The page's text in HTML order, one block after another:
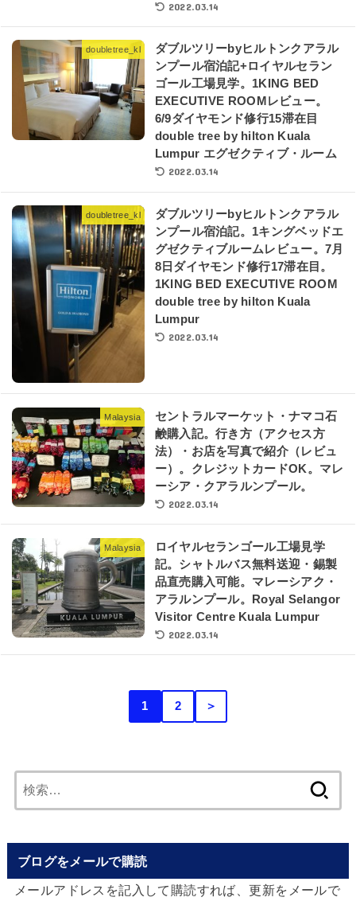
2022.03.14
doubletree_kl
ダブルツリーbyヒルトンクアラル
ンプール宿泊記+ロイヤルセラン
ゴール工場見学。1KING BED
EXECUTIVE ROOMレビュー。
6/9ダイヤモンド修行15滞在目
double tree by hilton Kuala
Lumpur エグゼクティブ・ルーム
2022.03.14
doubletree_kl
ダブルツリーbyヒルトンクアラル
ンプール宿泊記。1キングベッドエ
グゼクティブルームレビュー。7月
8日ダイヤモンド修行17滞在目。
1KING BED EXECUTIVE ROOM
double tree by hilton Kuala
Lumpur
2022.03.14
Malaysia
セントラルマーケット・ナマコ石
鹸購入記。行き方（アクセス方
法）・お店を写真で紹介（レビュ
ー）。クレジットカードOK。マレ
ーシア・クアラルンプール。
2022.03.14
Malaysia
ロイヤルセランゴール工場見学
記。シャトルバス無料送迎・錫製
品直売購入可能。マレーシアク・
アラルンプール。Royal Selangor
Visitor Centre Kuala Lumpur
2022.03.14
1 2 ＞
索:
ブログをメールで購読
メールアドレスを記入して購読すれば、更新をメールで